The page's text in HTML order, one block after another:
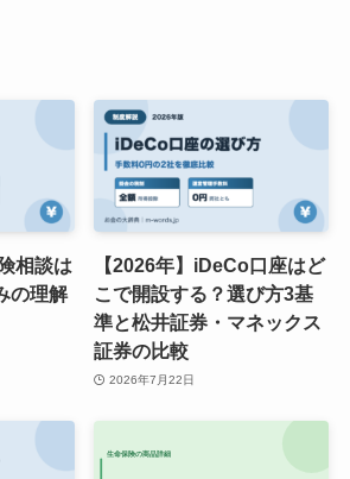
相談は
の理解
【2026年】iDeCo口座はど
こで開設する？選び方3基
準と松井証券・マネックス
証券の比較
2026年7月22日